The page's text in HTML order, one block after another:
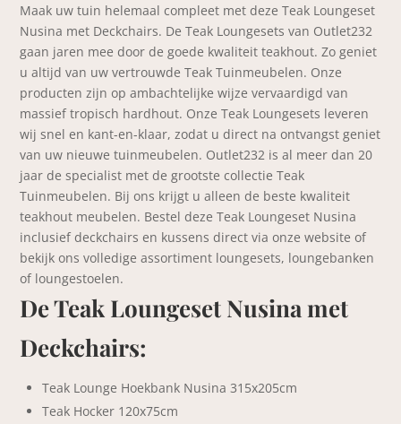
Maak uw tuin helemaal compleet met deze Teak Loungeset
Nusina met Deckchairs. De Teak Loungesets van Outlet232
gaan jaren mee door de goede kwaliteit teakhout. Zo geniet
u altijd van uw vertrouwde Teak Tuinmeubelen. Onze
producten zijn op ambachtelijke wijze vervaardigd van
massief tropisch hardhout. Onze Teak Loungesets leveren
wij snel en kant-en-klaar, zodat u direct na ontvangst geniet
van uw nieuwe tuinmeubelen. Outlet232 is al meer dan 20
jaar de specialist met de grootste collectie Teak
Tuinmeubelen. Bij ons krijgt u alleen de beste kwaliteit
teakhout meubelen. Bestel deze Teak Loungeset Nusina
inclusief deckchairs en kussens direct via onze website of
bekijk ons volledige assortiment loungesets, loungebanken
of loungestoelen.
De Teak Loungeset Nusina met
Deckchairs:
Teak Lounge Hoekbank Nusina 315x205cm
Teak Hocker 120x75cm